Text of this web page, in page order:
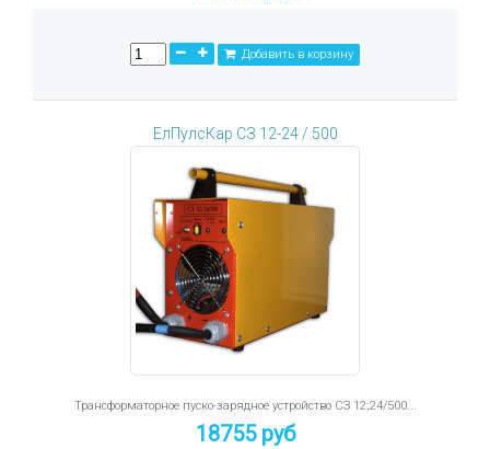
Добавить в корзину
ЕлПулсКар СЗ 12-24 / 500
Трансформаторное пуско-зарядное устройство СЗ 12;24/500...
18755 руб